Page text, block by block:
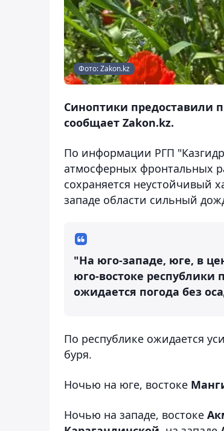
Фото: Zakon.kz
Синоптики предоставили
сообщает Zakon.kz.
По информации РГП
атмосферных фронтальных
сохраняется неустойчивый
западе области сильный
"На юго-западе, юге, в
юго-востоке республики
ожидается погода без
По республике ожидается
буря.
Ночью на юге, востоке
Ночью на западе, востоке